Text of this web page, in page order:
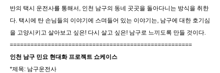
반의 택시 운전사를 통해서, 인천 남구의 동네 곳곳을 돌아다니는 방식을 취한
다. 택시에 탄 손님들의 이야기에 스며들어 있는 이야기는, 남구에 대한 호기심
을 고양시키고 살아보고 싶은! 다시 살고 싶은! 남구로 느끼도록 만들 것이다.
=====================================================
인천 남구 민요 현대화 프로젝트 쇼케이스
*제목: 남구운전사